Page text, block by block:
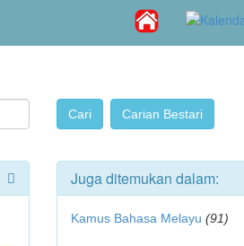
Juga ditemukan dalam:
Kamus Bahasa Melayu (91)